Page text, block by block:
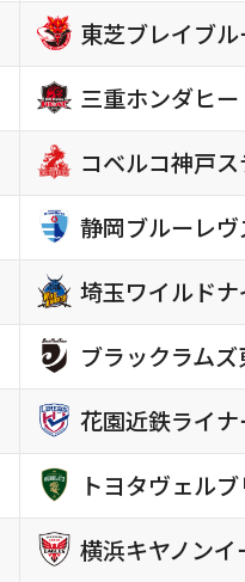
東芝ブレイブ
三重ホンダヒー
コベルコ神戸
静岡ブルーレヴ
埼玉ワイルド
ブラックラムズ
花園近鉄ライナ
トヨタヴェル
横浜キヤノンイ